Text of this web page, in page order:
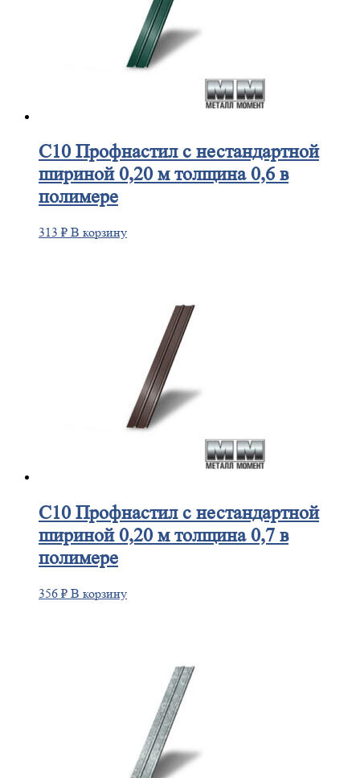
С10Профнастил с нестандартной
шириной 0,20 м толщина 0,6 в
полимере
313 ₽ В корзину
С10Профнастил с нестандартной
шириной 0,20 м толщина 0,7 в
полимере
356 ₽ В корзину